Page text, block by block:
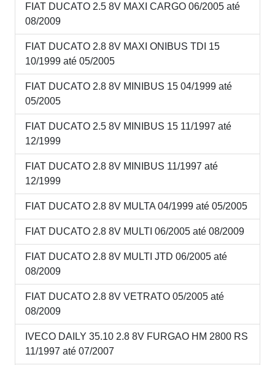
FIAT DUCATO 2.5 8V MAXI CARGO 06/2005 até
08/2009
FIAT DUCATO 2.8 8V MAXI ONIBUS TDI 15
10/1999 até 05/2005
FIAT DUCATO 2.8 8V MINIBUS 15 04/1999 até
05/2005
FIAT DUCATO 2.5 8V MINIBUS 15 11/1997 até
12/1999
FIAT DUCATO 2.8 8V MINIBUS 11/1997 até
12/1999
FIAT DUCATO 2.8 8V MULTA 04/1999 até 05/2005
FIAT DUCATO 2.8 8V MULTI 06/2005 até 08/2009
FIAT DUCATO 2.8 8V MULTI JTD 06/2005 até
08/2009
FIAT DUCATO 2.8 8V VETRATO 05/2005 até
08/2009
IVECO DAILY 35.10 2.8 8V FURGAO HM 2800 RS
11/1997 até 07/2007